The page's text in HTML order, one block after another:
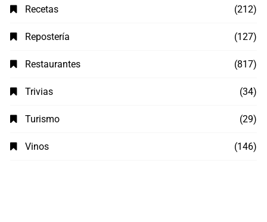
Recetas (212)
Repostería (127)
Restaurantes (817)
Trivias (34)
Turismo (29)
Vinos (146)